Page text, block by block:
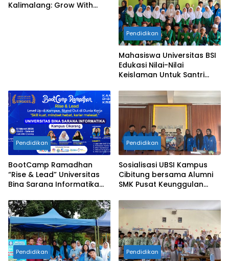
Kalimalang: Grow With
Pendidikan
Mahasiswa Universitas BSI
Edukasi Nilai-Nilai
Keislaman Untuk Santri
Selatan
Pendidikan
BootCamp Ramadhan
“Rise & Lead” Universitas
Bina Sarana Informatika
Pendidikan
Sosialisasi UBSI Kampus
Cibitung bersama Alumni
SMK Pusat Keunggulan
Pendidikan Pendidikan